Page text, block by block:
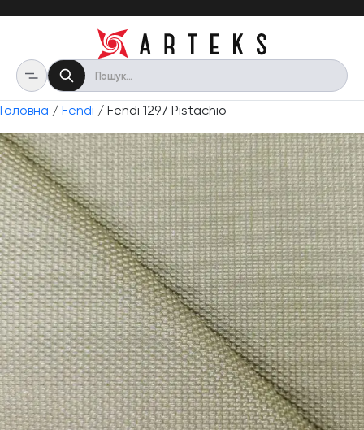
Головна / Fendi / Fendi 1297 Pistachio